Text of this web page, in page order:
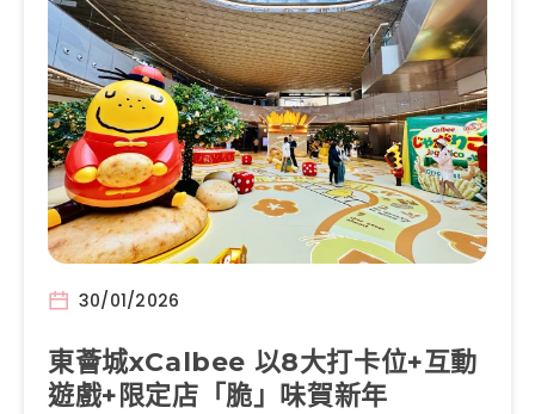
30/01/2026
東薈城xCalbee 以8大打卡位+互動
遊戲+限定店「脆」味賀新年